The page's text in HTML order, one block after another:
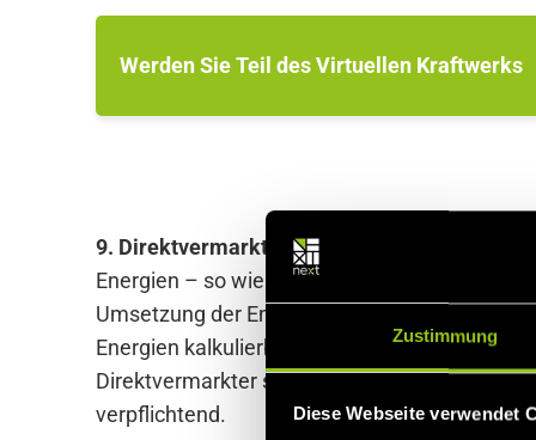
Zustimmung
Diese Webseite verwendet
Werden Sie Teil des Virtuellen Kraftwerks
9. Direktvermarktung:Mit dem EEG 2012
Energien – so wie konventioneller Strom
Umsetzung der Energiewende. Denn durch
Energien kalkulierbarer. Ein Meilenstein
Direktvermarkter schuf. Mit dem EEG 2014
verpflichtend.